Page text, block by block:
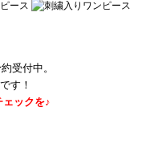
受付中。
す！
ックを♪